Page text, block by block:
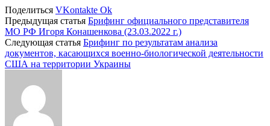
Поделиться VKontakte Ok
Предыдущая статья Брифинг официального представителя
МО РФ Игоря Конашенкова (23.03.2022 г.)
Следующая статья Брифинг по результатам анализа
документов, касающихся военно-биологической деятельности
США на территории Украины